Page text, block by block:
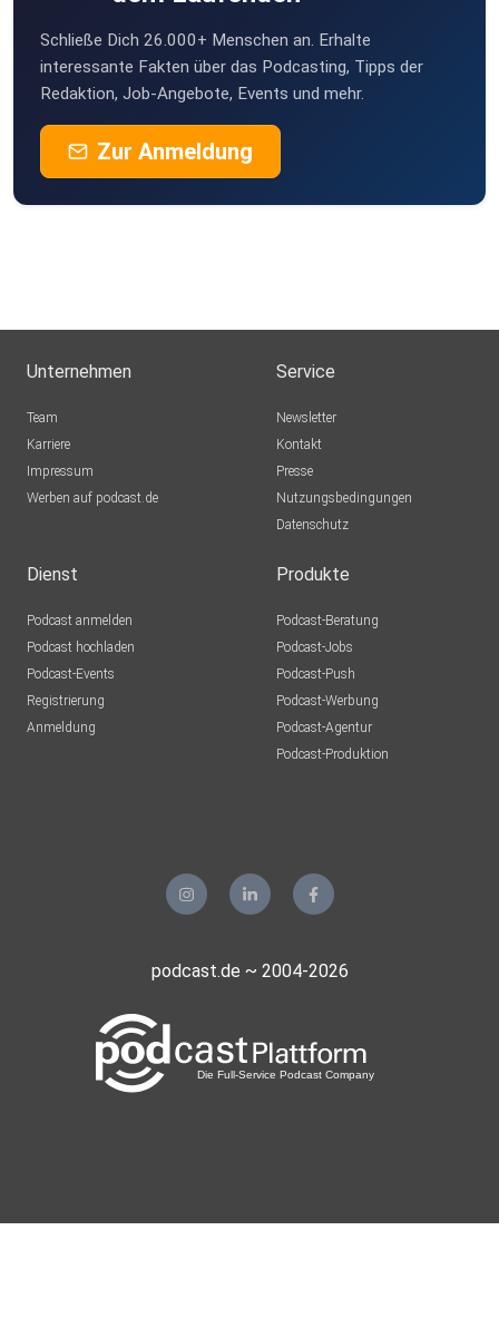
Schließe Dich 26.000+ Menschen an. Erhalte
interessante Fakten über das Podcasting, Tipps der
Redaktion, Job-Angebote, Events und mehr.
Zur Anmeldung
Unternehmen
Team
Karriere
Impressum
Werben auf podcast.de
Service
Newsletter
Kontakt
Presse
Nutzungsbedingungen
Datenschutz
Dienst
Podcast anmelden
Podcast hochladen
Podcast-Events
Registrierung
Anmeldung
Produkte
Podcast-Beratung
Podcast-Jobs
Podcast-Push
Podcast-Werbung
Podcast-Agentur
Podcast-Produktion
podcast.de ~ 2004-2026